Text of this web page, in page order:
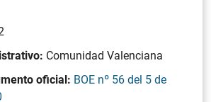
Comunidad Valenciana
oficial: BOE nº 56 del 5 de